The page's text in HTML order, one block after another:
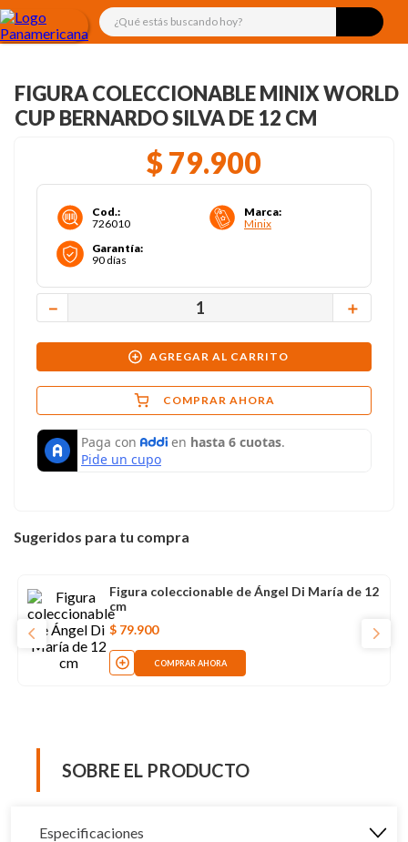
¿Qué estás buscando hoy?
FIGURA COLECCIONABLE MINIX WORLD
CUP BERNARDO SILVA DE 12 CM
$ 79.900
Cod.:
726010
Marca:
Minix
Garantía:
90 días
＋
－
AGREGAR AL CARRITO
COMPRAR AHORA
Sugeridos para tu compra
Figura coleccionable de Ángel Di María de 12
cm
$ 79.900
COMPRAR AHORA
SOBRE EL PRODUCTO
Especificaciones